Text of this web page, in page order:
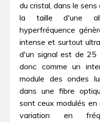
du cristal, dans le
la taille d'une
hyperfréquence
intense et surtout
d'un signal est de 25
donc comme un
module des ondes
dans une fibre
sont ceux modulés
variation en